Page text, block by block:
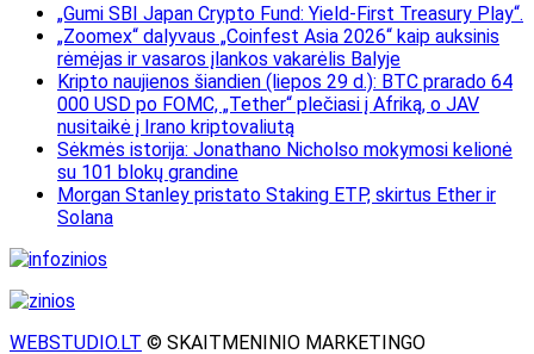
„Gumi SBI Japan Crypto Fund: Yield-First Treasury Play“.
„Zoomex“ dalyvaus „Coinfest Asia 2026“ kaip auksinis
rėmėjas ir vasaros įlankos vakarėlis Balyje
Kripto naujienos šiandien (liepos 29 d.): BTC prarado 64
000 USD po FOMC, „Tether“ plečiasi į Afriką, o JAV
nusitaikė į Irano kriptovaliutą
Sėkmės istorija: Jonathano Nicholso mokymosi kelionė
su 101 blokų grandine
Morgan Stanley pristato Staking ETP, skirtus Ether ir
Solana
WEBSTUDIO.LT © SKAITMENINIO MARKETINGO